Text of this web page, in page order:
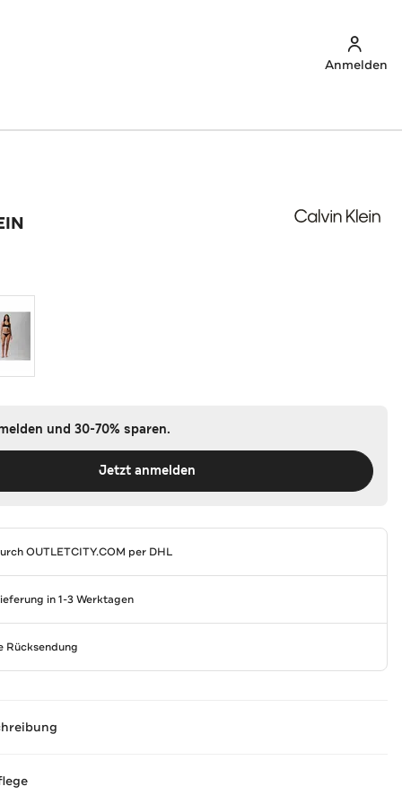
Anmelden
und 30-70% sparen.
Jetzt anmelden
OUTLETCITY.COM per DHL
in 1-3 Werktagen
Rücksendung